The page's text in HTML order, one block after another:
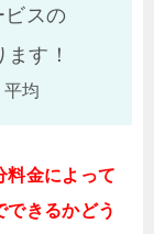
ビスの
す！
均
金によって
きるかどう